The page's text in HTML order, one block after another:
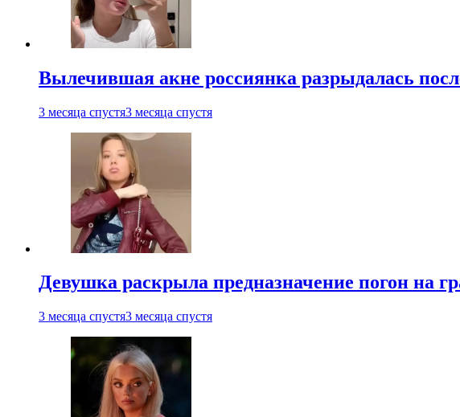
Вылечившая акне россиянка разрыдалась
3 месяца спустя3 месяца спустя
Девушка раскрыла предназначение погон на
3 месяца спустя3 месяца спустя